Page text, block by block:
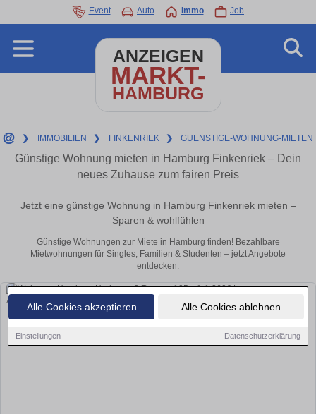
Alle Cookies akzeptieren Alle Cookies ablehnen
Einstellungen Datenschutzerklärung
Event Auto Immo Job
ANZEIGEN
MARKT-
HAMBURG
❯ IMMOBILIEN ❯ FINKENRIEK ❯ GUENSTIGE-WOHNUNG-MIETEN
Günstige Wohnung mieten in Hamburg Finkenriek – Dein
neues Zuhause zum fairen Preis
Jetzt eine günstige Wohnung in Hamburg Finkenriek mieten –
Sparen & wohlfühlen
Günstige Wohnungen zur Miete in Hamburg finden! Bezahlbare
Mietwohnungen für Singles, Familien & Studenten – jetzt Angebote
entdecken.